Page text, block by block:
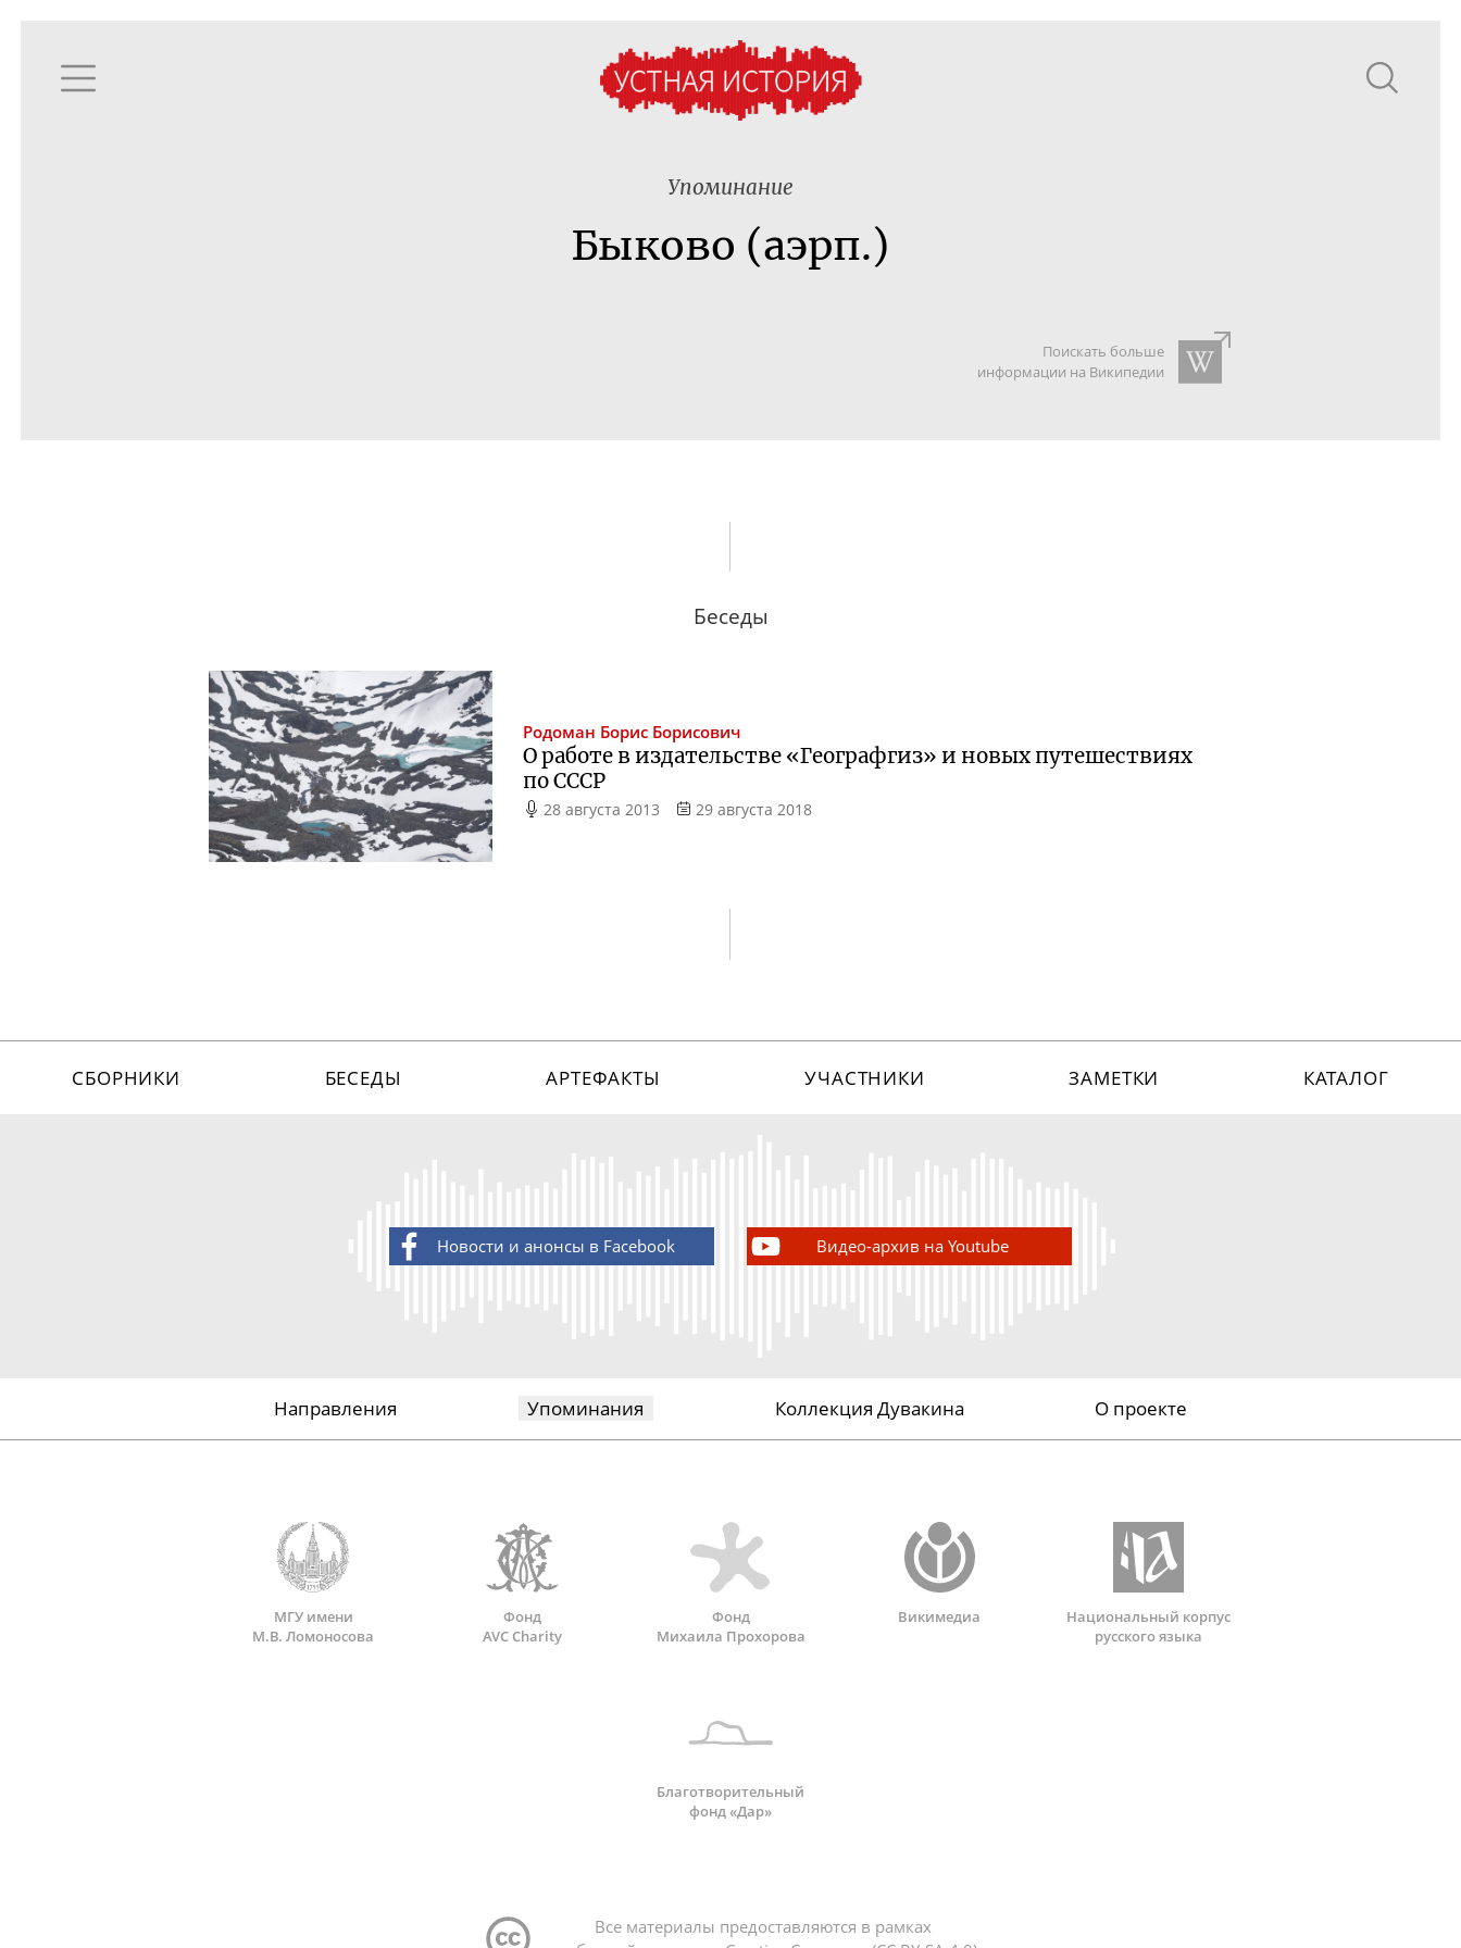
Упоминание
Быково (аэрп.)
Поискать больше
информации на Википедии
Беседы
Родоман Борис Борисович
О работе в издательстве «Географгиз» и новых путешествиях
по СССР
28 августа 2013 29 августа 2018
СБОРНИКИ БЕСЕДЫ АРТЕФАКТЫ УЧАСТНИКИ ЗАМЕТКИ КАТАЛОГ
Новости и анонсы в Facebook Видео-архив на Youtube
Направления Упоминания Коллекция Дувакина О проекте
МГУ имени
М.В. Ломоносова
Фонд
AVC Charity
Фонд
Михаила Прохорова
Викимедиа
Национальный корпус
русского языка
Благотворительный
фонд «Дар»
Все материалы предоставляются в рамках